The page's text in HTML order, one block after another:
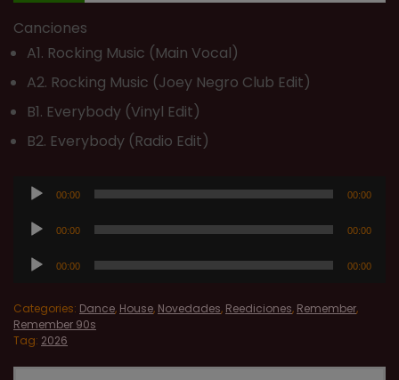
Canciones
A1. Rocking Music (Main Vocal)
A2. Rocking Music (Joey Negro Club Edit)
B1. Everybody (Vinyl Edit)
B2. Everybody (Radio Edit)
Reproductor
audio
00:00 00:00
Reproductor
audio
00:00 00:00
Reproductor
audio
00:00 00:00
Categories: Dance, House, Novedades, Reediciones, Remember,
Remember 90s
Tag: 2026